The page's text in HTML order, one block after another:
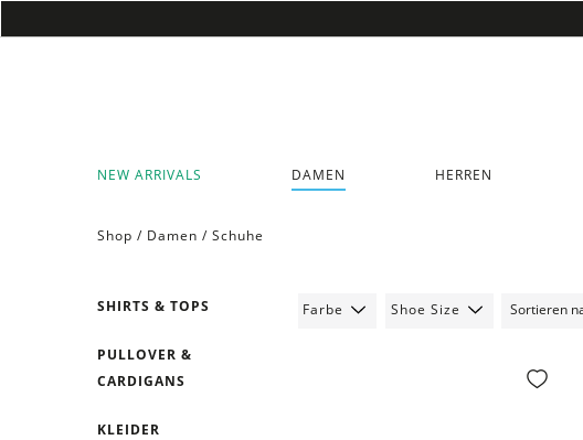
NEW ARRIVALS DAMEN HERREN
Shop / Damen / Schuhe
SHIRTS & TOPS
PULLOVER &
CARDIGANS
KLEIDER
Farbe Shoe Size